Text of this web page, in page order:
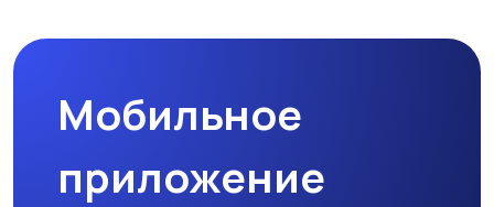
Мобильное
приложение